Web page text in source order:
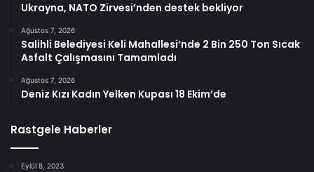
Ukrayna, NATO Zirvesi’nden destek bekliyor
Ağustos 7, 2026
Salihli Belediyesi Keli Mahallesi’nde 2 Bin 250 Ton Sıcak
Asfalt Çalışmasını Tamamladı
Ağustos 7, 2026
Deniz Kızı Kadın Yelken Kupası 18 Ekim’de
Rastgele Haberler
Eylül 8, 2023